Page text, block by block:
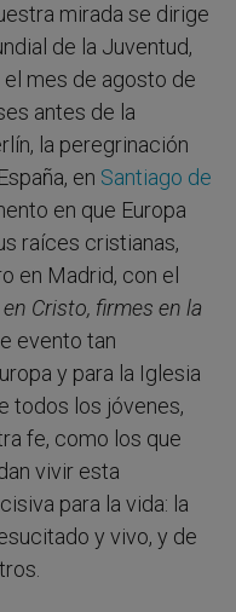
mirada se dirige
de la Juventud,
mes de agosto de
antes de la
la peregrinación
en Santiago de
en que Europa
raíces cristianas,
en Madrid, con el
Cristo, firmes en la
evento tan
y para la Iglesia
todos los jóvenes,
fe, como los que
vivir esta
para la vida: la
y vivo, y de